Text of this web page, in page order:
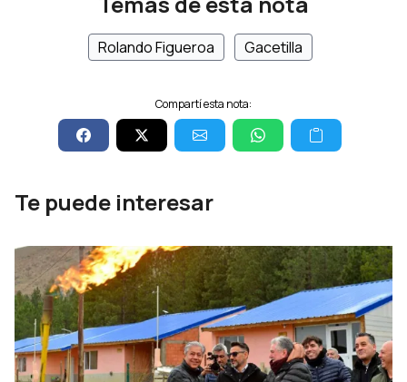
Rolando Figueroa Gacetilla
Compartí esta nota:
Te puede interesar